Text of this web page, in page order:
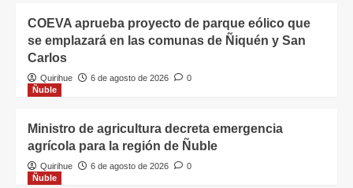
COEVA aprueba proyecto de parque eólico que
se emplazará en las comunas de Ñiquén y San
Carlos
Quirihue 6 de agosto de 2026
0
Ñuble
Ministro de agricultura decreta emergencia
agrícola para la región de Ñuble
Quirihue 6 de agosto de 2026
0
Ñuble